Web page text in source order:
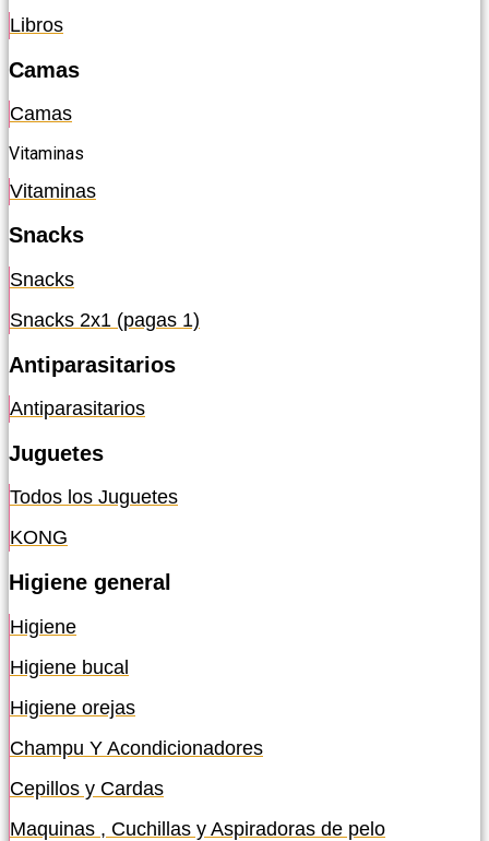
Libros
Camas
Camas
Vitaminas
Vitaminas
Snacks
Snacks
Snacks 2x1 (pagas 1)
Antiparasitarios
Antiparasitarios
Juguetes
Todos los Juguetes
KONG
Higiene general
Higiene
Higiene bucal
Higiene orejas
Champu Y Acondicionadores
Cepillos y Cardas
Maquinas , Cuchillas y Aspiradoras de pelo